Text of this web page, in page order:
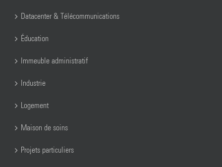
Datacenter & Télécommunications
Éducation
Immeuble administratif
Industrie
Logement
Maison de soins
Projets particuliers